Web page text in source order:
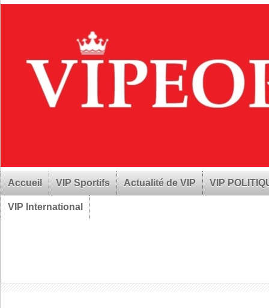
Accueil VIP Sportifs Actualité de VIP VIP
VIP International